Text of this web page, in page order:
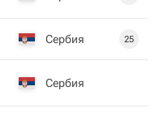
Сербия 25
Сербия